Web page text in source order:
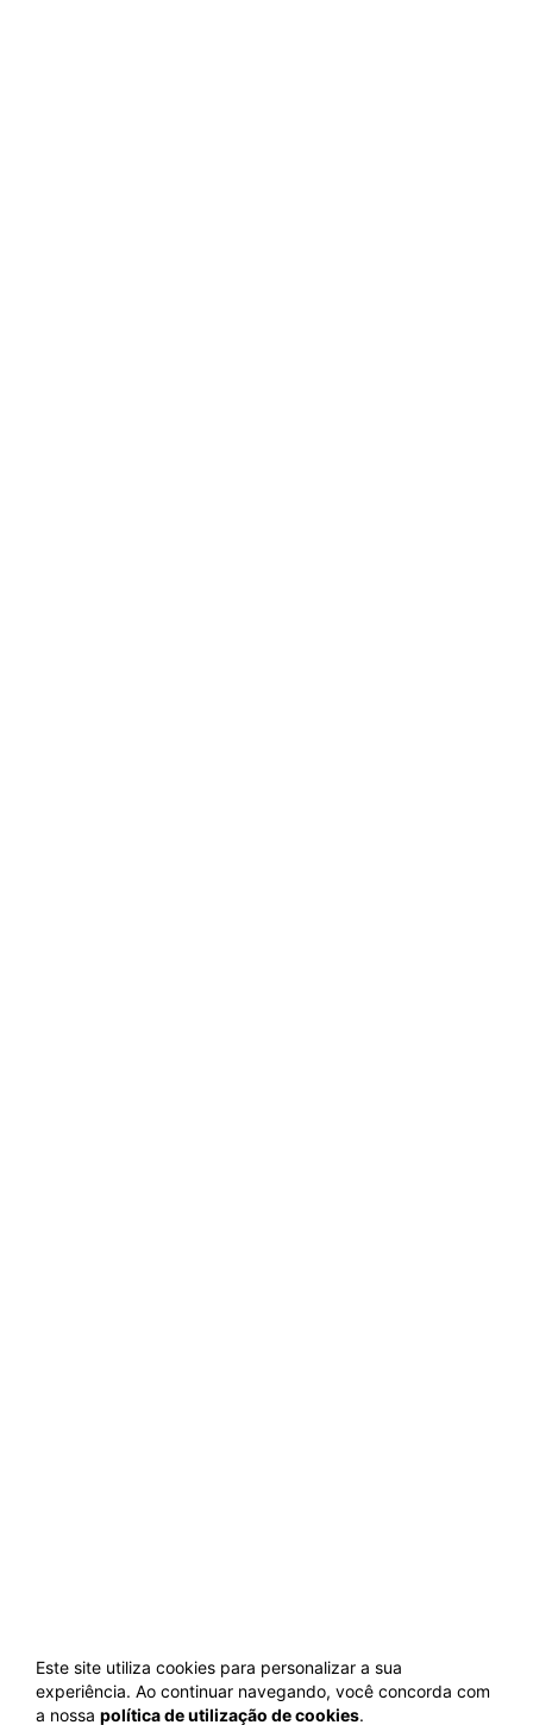
Este site utiliza cookies para personalizar a sua
experiência. Ao continuar navegando, você concorda com
a nossa política de utilização de cookies.